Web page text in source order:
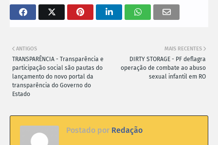
MAIS RECENTES
DIRTY STORAGE - PF deflagra
operação de combate ao abuso
sexual infantil em RO
ANTIGOS
TRANSPARÊNCIA - Transparência e
participação social são pautas do
lançamento do novo portal da
transparência do Governo do
Estado
Postado por Redação